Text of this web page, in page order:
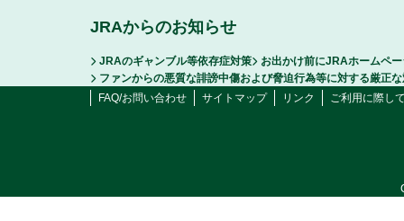
JRAからのお知らせ
JRAのギャンブル等依存症対策
お出かけ前にJRAホームペ
ファンからの悪質な誹謗中傷および脅迫行為等に対する厳正
FAQ/お問い合わせ
サイトマップ リンク ご利用に際し